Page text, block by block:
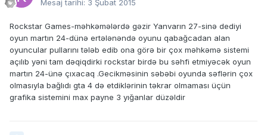
Mesaj tarihi: 3 Şubat 2015
Rockstar Games-məhkəmələrdə gəzir Yanvarın 27-sinə dediyi
oyun martın 24-dünə ertələnəndə oyunu qabağcadan alan
oyuncular pullarını tələb edib ona görə bir çox məhkəmə sistemi
açılıb yəni tam dəqiqdirki rockstar birdə bu səhfi etmiyəcək oyun
martın 24-ünə çıxacaq .Gecikməsinin səbəbi oyunda səflərin çox
olmasıyla bağlıdı gta 4 də etdiklərinin təkrar olmaması üçün
grafika sistemini max payne 3 yığanlar düzəldir